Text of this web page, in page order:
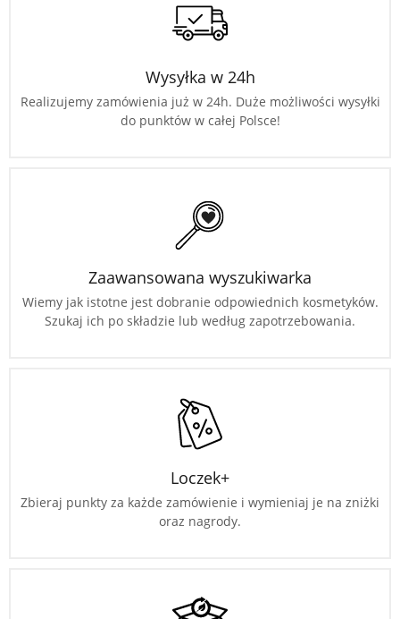
Wysyłka w 24h
Realizujemy zamówienia już w 24h. Duże możliwości wysyłki
do punktów w całej Polsce!
Zaawansowana wyszukiwarka
Wiemy jak istotne jest dobranie odpowiednich kosmetyków.
Szukaj ich po składzie lub według zapotrzebowania.
Loczek+
Zbieraj punkty za każde zamówienie i wymieniaj je na zniżki
oraz nagrody.